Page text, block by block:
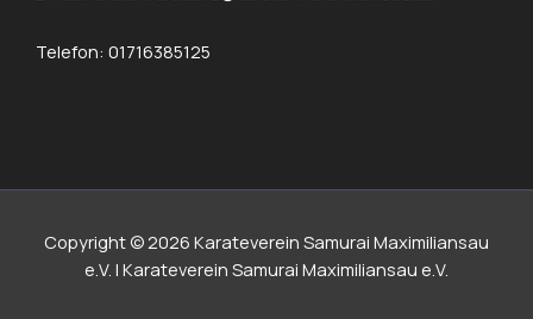
Telefon: 01716385125
Copyright © 2026 Karateverein Samurai Maximiliansau
e.V. | Karateverein Samurai Maximiliansau e.V.